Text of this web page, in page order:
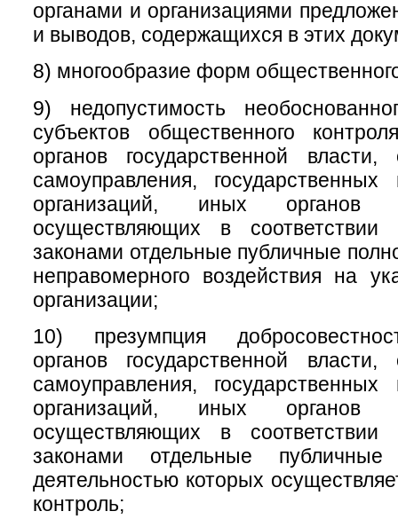
органами и организациями
и выводов, содержащихся в этих
8) многообразие форм
9) недопустимость
субъектов общественного
органов государственной власти,
самоуправления,
организаций, иных органов
осуществляющих в
законами отдельные публичные
неправомерного воздействия на
организации;
10) презумпция
органов государственной власти,
самоуправления,
организаций, иных органов
осуществляющих в
законами отдельные
деятельностью которых
контроль;